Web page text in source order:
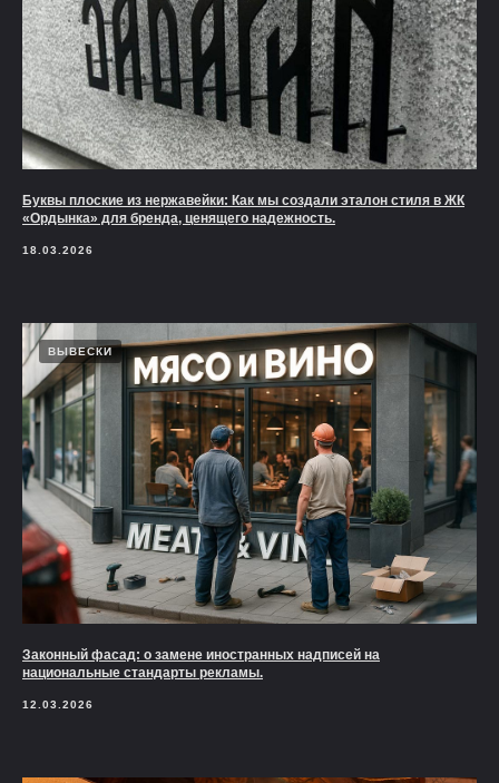
Буквы плоские из нержавейки: Как мы создали эталон стиля в ЖК
«Ордынка» для бренда, ценящего надежность.
18.03.2026
ВЫВЕСКИ
Законный фасад: о замене иностранных надписей на
национальные стандарты рекламы.
12.03.2026